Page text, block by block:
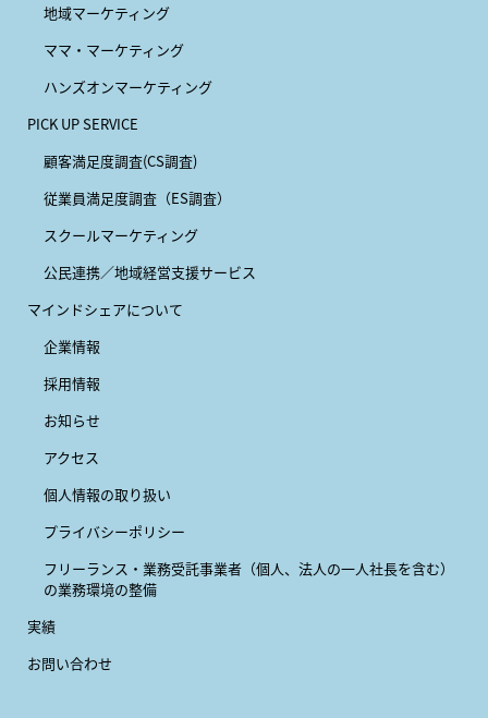
地域マーケティング
ママ・マーケティング
ハンズオンマーケティング
PICK UP SERVICE
顧客満足度調査(CS調査)
従業員満足度調査（ES調査）
スクールマーケティング
公民連携／地域経営支援サービス
マインドシェアについて
企業情報
採用情報
お知らせ
アクセス
個人情報の取り扱い
プライバシーポリシー
フリーランス・業務受託事業者 （個人、法人の一人社長を含む）
の業務環境の整備
実績
お問い合わせ